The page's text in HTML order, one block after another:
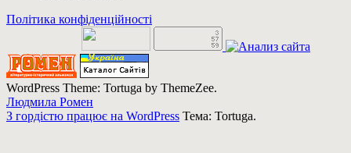
Політика конфіденційності
WordPress Theme: Tortuga by ThemeZee.
Людмила Ромен
З гордістю працює на WordPress Тема: Tortuga.